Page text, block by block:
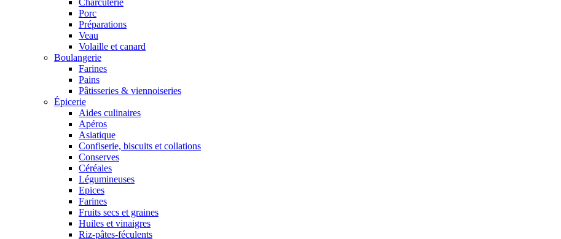
Charcuterie
Porc
Préparations
Veau
Volaille et canard
Boulangerie
Farines
Pains
Pâtisseries & viennoiseries
Épicerie
Aides culinaires
Apéros
Asiatique
Confiserie, biscuits et collations
Conserves
Céréales
Légumineuses
Epices
Farines
Fruits secs et graines
Huiles et vinaigres
Riz-pâtes-féculents